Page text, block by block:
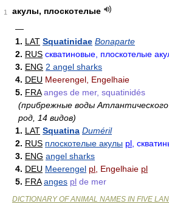
1
акулы, плоскотелые
—
1. LAT Squatinidae Bonaparte
2. RUS скватиновые, плоскотелые
3. ENG 2 angel sharks
4. DEU Meerengel, Engelhaie
5. FRA anges de mer, squatinidés
(прибрежные воды Атлантического
род, 14 видов)
1. LAT Squatina Duméril
2. RUS плоскотелые акулы pl ,
3. ENG angel sharks
4. DEU Meerengel pl , Engelhaie pl
5. FRA anges pl de mer
DICTIONARY OF ANIMAL NAMES IN FIVE